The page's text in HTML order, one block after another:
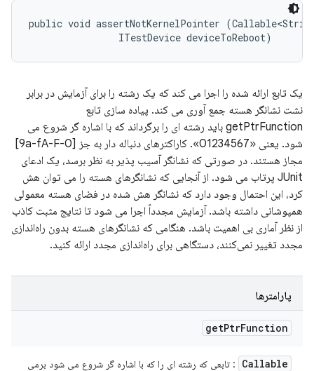
public void assertNotKernelPointer
                ITestDevice deviceToReboot)
یک تابع ارائه شده را اجرا می کند که یک رشته را برای آزمایش در برابر
نشت نشانگر هسته جمع آوری می کند. پیاده سازی تابع
getPtrFunction باید رشته ای را برگرداند که با اشاره گر شروع می
شود. یعنی «01234567». کاراکترهای دنباله دار به جز [0-9a-fA-F]
مجاز هستند. در صورتی که نشانگر آسیب پذیر به نظر برسد، یک ادعای
JUnit پرتاب می شود. از آنجایی که نشانگرهای هسته را می توان هش
کرد، این احتمال وجود دارد که نشانگر هش شده در فضای هسته معمولی
همپوشانی داشته باشد. آزمایش مجدداً اجرا می شود تا نتایج مثبت کاذب
از نظر آماری بی اهمیت باشد. هنگامی که نشانگرهای هسته بدون راه‌اندازی
مجدد تغییر نمی‌کنند، دستگاهی برای راه‌اندازی مجدد ارائه کنید.
پارامترها
getPtrFunction
Callable
: تابعی که رشته ای را که با اشاره گر شروع می شود برمی